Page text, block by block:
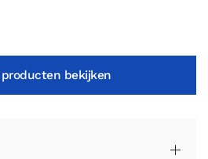
bekijken